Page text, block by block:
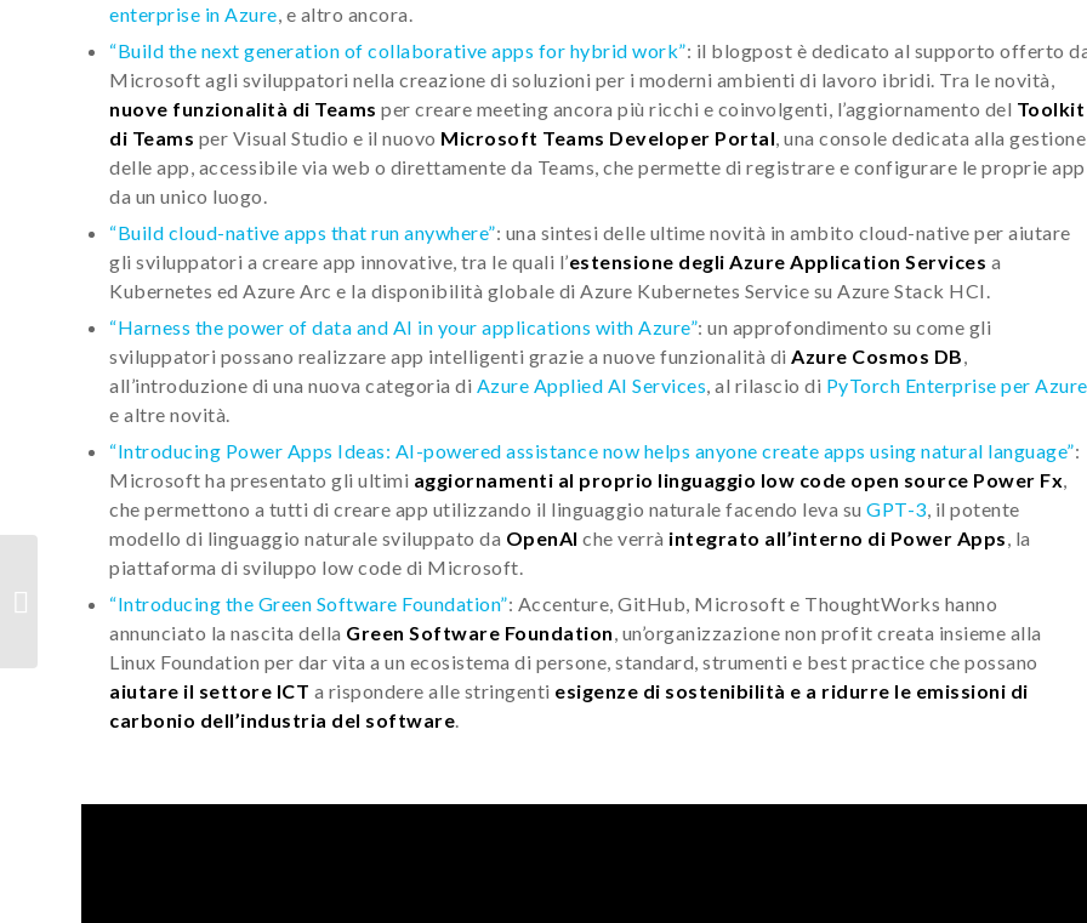
enterprise in Azure , e altro ancora.
“Build the next generation of collaborative apps for hybrid work”: il blogpost è dedicato al supporto offerto
Microsoft agli sviluppatori nella creazione di soluzioni per i moderni ambienti di lavoro ibridi. Tra le novità,
nuove funzionalità di Teams per creare meeting ancora più ricchi e coinvolgenti, l’aggiornamento del Toolkit
di Teams per Visual Studio e il nuovo Microsoft Teams Developer Portal , una console dedicata alla gestione
delle app, accessibile via web o direttamente da Teams, che permette di registrare e configurare le proprie app
da un unico luogo.
“Build cloud-native apps that run anywhere”: una sintesi delle ultime novità in ambito cloud-native per aiutare
gli sviluppatori a creare app innovative, tra le quali l’estensione degli Azure Application Services a
Kubernetes ed Azure Arc e la disponibilità globale di Azure Kubernetes Service su Azure Stack HCI.
“Harness the power of data and AI in your applications with Azure”: un approfondimento su come gli
sviluppatori possano realizzare app intelligenti grazie a nuove funzionalità di Azure Cosmos DB
all’introduzione di una nuova categoria di Azure Applied AI Services , al rilascio di PyTorch Enterprise per Azure
e altre novità.
“Introducing Power Apps Ideas: AI-powered assistance now helps anyone create apps using natural language”:
Microsoft ha presentato gli ultimi aggiornamenti al proprio linguaggio low code open source Power Fx
che permettono a tutti di creare app utilizzando il linguaggio naturale facendo leva su GPT-3 , il potente
modello di linguaggio naturale sviluppato da OpenAI che verrà integrato all’interno di Power Apps , la
piattaforma di sviluppo low code di Microsoft.
“Introducing the Green Software Foundation”: Accenture, GitHub, Microsoft e ThoughtWorks hanno
annunciato la nascita della Green Software Foundation , un’organizzazione non profit creata insieme alla
Linux Foundation per dar vita a un ecosistema di persone, standard, strumenti e best practice che possano
aiutare il settore ICT a rispondere alle stringenti esigenze di sostenibilità e a ridurre le emissioni di
carbonio dell’industria del software
Archiviare e processare
i dati in Europa con